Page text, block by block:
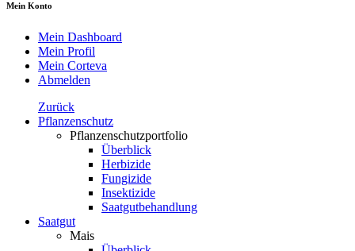
Mein Konto
Mein Dashboard
Mein Profil
Mein Corteva
Abmelden
Zurück
Pflanzenschutz
Pflanzenschutzportfolio
Überblick
Herbizide
Fungizide
Insektizide
Saatgutbehandlung
Saatgut
Mais